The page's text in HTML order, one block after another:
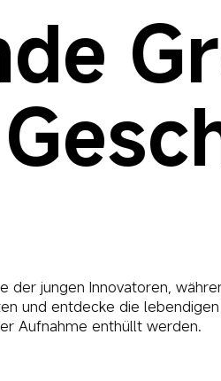
der jungen Innovatoren,
und entdecke die
Aufnahme enthüllt werden.